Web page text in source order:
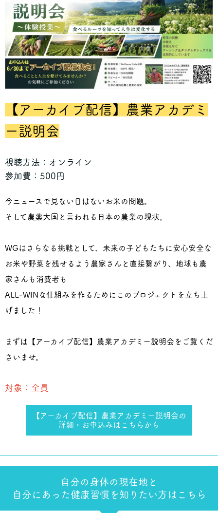
【アーカイブ配信】農業アカデミ
ー説明会
視聴方法：オンライン
参加費：500円
今ニュースで見ない日はないお米の問題。
そして農薬大国と言われる日本の農業の現状。
WGはさらなる挑戦として、未来の子どもたちに安心安全な
お米や野菜を残せるよう農家さんと直接繋がり、地球も農
家さんも消費者も
ALL-WINな仕組みを作るためにこのプロジェクトを立ち上
げました！
まずは【アーカイブ配信】農業アカデミー説明会をご覧くだ
さいませ。
対象：全員
【アーカイブ配信】農業アカデミー説明会の
詳細・お申込みはこちらから
自分の身体の現在地と
自分にあった健康習慣を知りたい方はこちら